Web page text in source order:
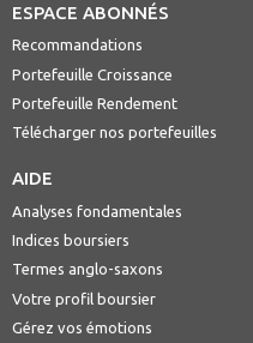
ESPACE ABONNÉS
Recommandations
Portefeuille Croissance
Portefeuille Rendement
Télécharger nos portefeuilles
AIDE
Analyses fondamentales
Indices boursiers
Termes anglo-saxons
Votre profil boursier
Gérez vos émotions